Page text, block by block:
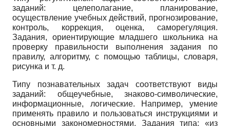
заданий: целеполагание, планирование,
осуществление учебных действий, прогнозирование,
контроль, коррекция, оценка, саморегуляция.
Задания, ориентирующие младшего школьника на
проверку правильности выполнения задания по
правилу, алгоритму, с помощью таблицы, словаря,
рисунка и т. д.
Типу познавательных задач соответствуют виды
заданий: общеучебные, знаково-символические,
информационные, логические. Например, умение
применять правило и пользоваться инструкциями и
основными закономерностями. Задания типа: «из